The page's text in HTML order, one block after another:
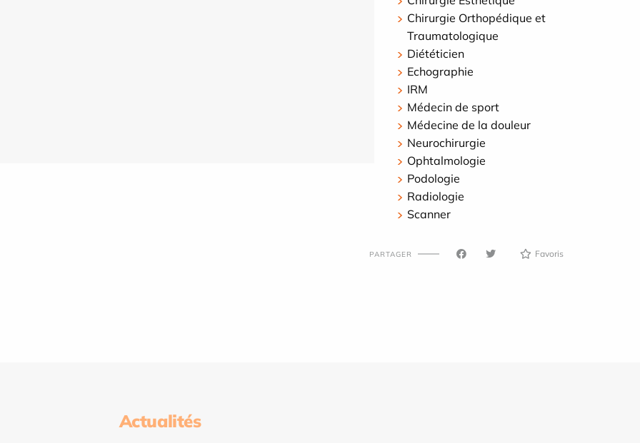
Chirurgie Orthopédique et
Traumatologique
Diététicien
Echographie
IRM
Médecin de sport
Médecine de la douleur
Neurochirurgie
Ophtalmologie
Podologie
Radiologie
Scanner
PARTAGER Favoris
Actualités